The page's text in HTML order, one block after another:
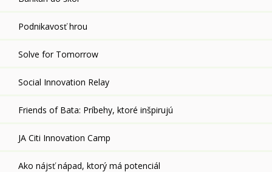
Podnikavosť hrou
Solve for Tomorrow
Social Innovation Relay
Friends of Bata: Príbehy, ktoré inšpirujú
JA Citi Innovation Camp
Ako nájsť nápad, ktorý má potenciál